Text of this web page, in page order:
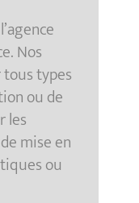
Nos
types
ou de
les
mise en
ou